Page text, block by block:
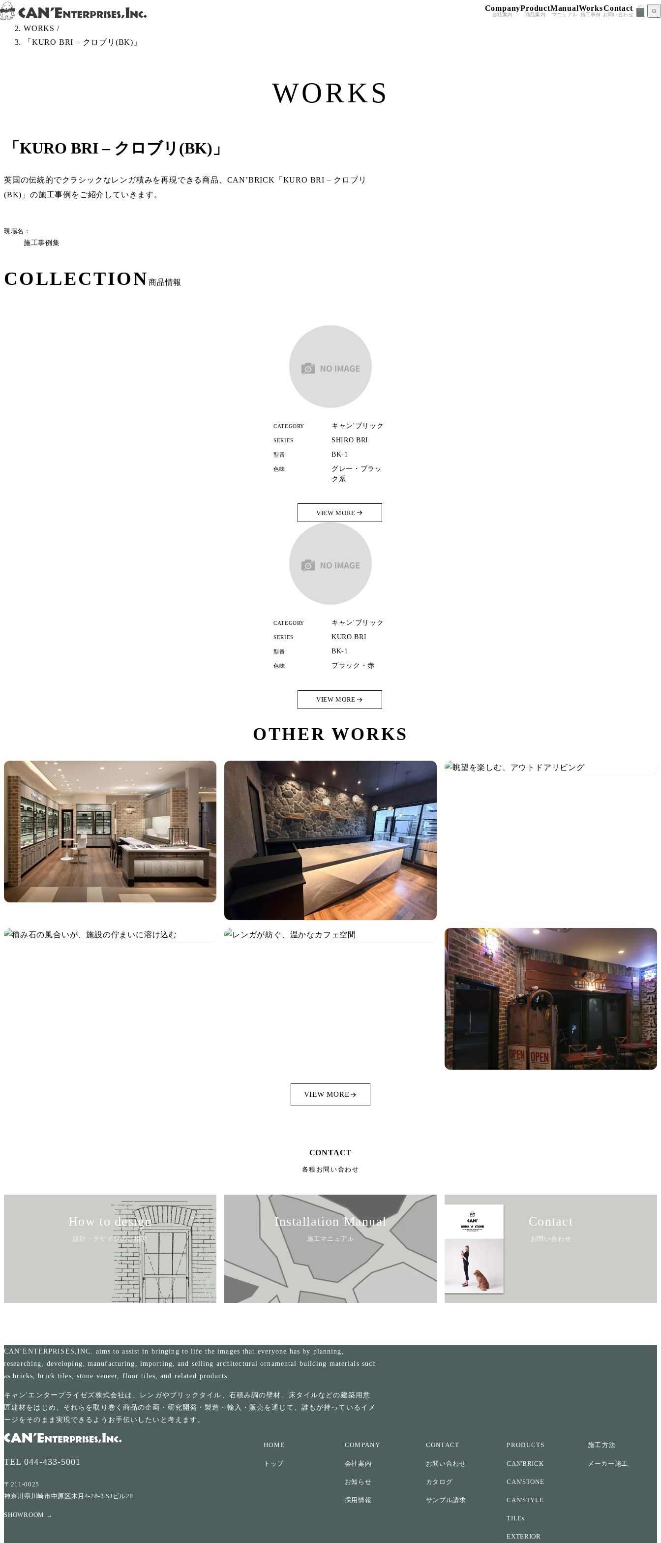
Skip to content
Company
会社案内
Product
商品案内
Manual
マニュアル
Works
施工事例
Contact
お問い合わせ
TOP /
WORKS /
「KURO BRI – クロブリ(BK)」
WORKS
「KURO BRI – クロブリ(BK)」
英国の伝統的でクラシックなレンガ積みを再現できる商品、CAN’BRICK「KURO BRI – クロブリ
(BK)」の施工事例をご紹介していきます。
現場名
施工事例集
COLLECTION 商品情報
CATEGORY キャン'ブリック
SERIES SHIRO BRI
型番 BK-1
色味
グレー・ブラッ
ク系
VIEW MORE
CATEGORY キャン'ブリック
SERIES KURO BRI
型番 BK-1
色味 ブラック・赤
VIEW MORE
OTHER WORKS
VIEW MORE
CONTACT
各種お問い合わせ
How to design
設計・デザインのご相談
Installation Manual
施工マニュアル
Contact
お問い合わせ
CAN’ENTERPRISES,INC. aims to assist in bringing to life the images that everyone has by planning,
researching, developing, manufacturing, importing, and selling architectural ornamental building materials such
as bricks, brick tiles, stone veneer, floor tiles, and related products.
キャン'エンタープライゼズ株式会社は、レンガやブリックタイル、石積み調の壁材、床タイルなどの建築用意
匠建材をはじめ、それらを取り巻く商品の企画・研究開発・製造・輸入・販売を通じて、誰もが持っているイメ
ージをそのまま実現できるようお手伝いしたいと考えます。
TEL044-433-5001
〒211-0025
神奈川県川崎市中原区木月4-28-3 SJビル2F
SHOWROOM →
HOME
トップ
COMPANY
会社案内
お知らせ
採用情報
CONTACT
お問い合わせ
カタログ
サンプル請求
PRODUCTS
CAN'BRICK
CAN'STONE
CAN'STYLE
TILEs
EXTERIOR
施工方法
メーカー施工